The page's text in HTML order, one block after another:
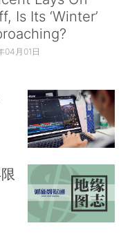
Is Its ‘Winter’
04月01日